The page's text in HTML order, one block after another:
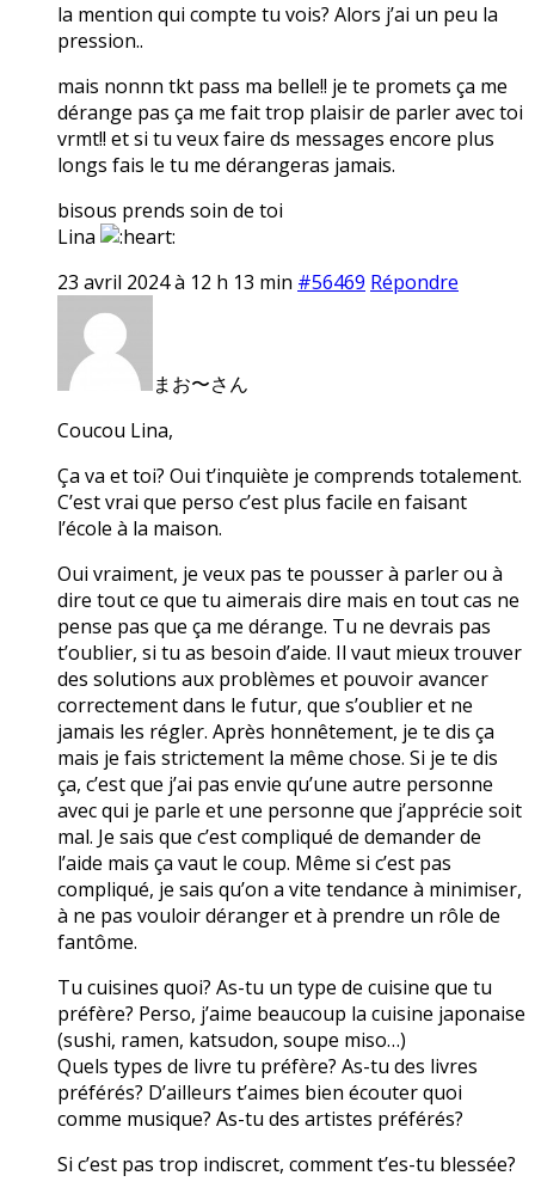
la mention qui compte tu vois? Alors j’ai un peu la
pression..
mais nonnn tkt pass ma belle!! je te promets ça me
dérange pas ça me fait trop plaisir de parler avec toi
vrmt!! et si tu veux faire ds messages encore plus
longs fais le tu me dérangeras jamais.
bisous prends soin de toi
Lina
23 avril 2024 à 12 h 13 min #56469 Répondre
まお〜さん
Coucou Lina,
Ça va et toi? Oui t’inquiète je comprends totalement.
C’est vrai que perso c’est plus facile en faisant
l’école à la maison.
Oui vraiment, je veux pas te pousser à parler ou à
dire tout ce que tu aimerais dire mais en tout cas ne
pense pas que ça me dérange. Tu ne devrais pas
t’oublier, si tu as besoin d’aide. Il vaut mieux trouver
des solutions aux problèmes et pouvoir avancer
correctement dans le futur, que s’oublier et ne
jamais les régler. Après honnêtement, je te dis ça
mais je fais strictement la même chose. Si je te dis
ça, c’est que j’ai pas envie qu’une autre personne
avec qui je parle et une personne que j’apprécie soit
mal. Je sais que c’est compliqué de demander de
l’aide mais ça vaut le coup. Même si c’est pas
compliqué, je sais qu’on a vite tendance à minimiser,
à ne pas vouloir déranger et à prendre un rôle de
fantôme.
Tu cuisines quoi? As-tu un type de cuisine que tu
préfère? Perso, j’aime beaucoup la cuisine japonaise
(sushi, ramen, katsudon, soupe miso…)
Quels types de livre tu préfère? As-tu des livres
préférés? D’ailleurs t’aimes bien écouter quoi
comme musique? As-tu des artistes préférés?
Si c’est pas trop indiscret, comment t’es-tu blessée?